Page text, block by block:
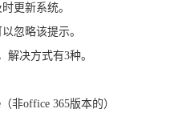
更新系统。
忽略该提示。
解决方式有3种。
非office 365版本的）